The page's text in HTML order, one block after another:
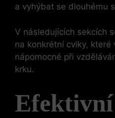
a vyhýbat se dlouhému
V následujících sekcích
na konkrétní cviky, které
nápomocné při
krku.